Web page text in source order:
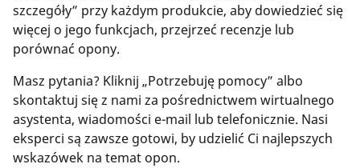
szczegóły” przy każdym produkcie, aby dowiedzieć się
więcej o jego funkcjach, przejrzeć recenzje lub
porównać opony.
Masz pytania? Kliknij „Potrzebuję pomocy” albo
skontaktuj się z nami za pośrednictwem wirtualnego
asystenta, wiadomości e-mail lub telefonicznie. Nasi
eksperci są zawsze gotowi, by udzielić Ci najlepszych
wskazówek na temat opon.